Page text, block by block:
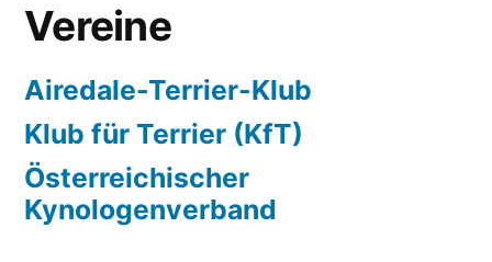
Vereine
Airedale-Terrier-Klub
Klub für Terrier (KfT)
Österreichischer
Kynologenverband